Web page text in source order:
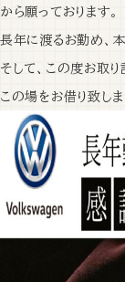
から願っております。
長年に渡るお勤め、
そして、この度お取
この場をお借り致し